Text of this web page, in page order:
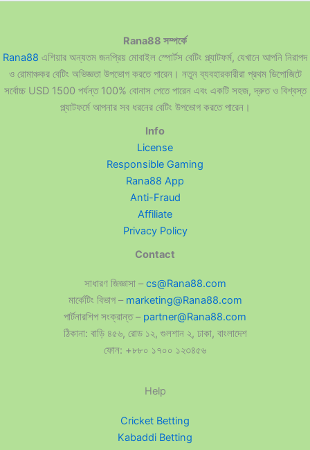
Rana88 সম্পর্কে
Rana88 এশিয়ার অন্যতম জনপ্রিয় মোবাইল স্পোর্টস বেটিং প্ল্যাটফর্ম, যেখানে আপনি নিরাপদ
ও রোমাঞ্চকর বেটিং অভিজ্ঞতা উপভোগ করতে পারেন। নতুন ব্যবহারকারীরা প্রথম ডিপোজিটে
সর্বোচ্চ USD 1500 পর্যন্ত 100% বোনাস পেতে পারেন এবং একটি সহজ, দ্রুত ও বিশ্বস্ত
প্ল্যাটফর্মে আপনার সব ধরনের বেটিং উপভোগ করতে পারেন।
Info
License
Responsible Gaming
Rana88 App
Anti-Fraud
Affiliate
Privacy Policy
Contact
সাধারণ জিজ্ঞাসা –cs@Rana88.com
মার্কেটিং বিভাগ – marketing@Rana88.com
পার্টনারশিপ সংক্রান্ত – partner@Rana88.com
ঠিকানা: বাড়ি ৪৫৬, রোড ১২, গুলশান ২, ঢাকা, বাংলাদেশ
ফোন: +৮৮০ ১৭০০ ১২৩৪৫৬
Help
Cricket Betting
Kabaddi Betting